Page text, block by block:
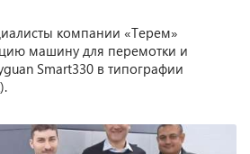
компании «Терем»
машину для перемотки и
Smart330 в типографии